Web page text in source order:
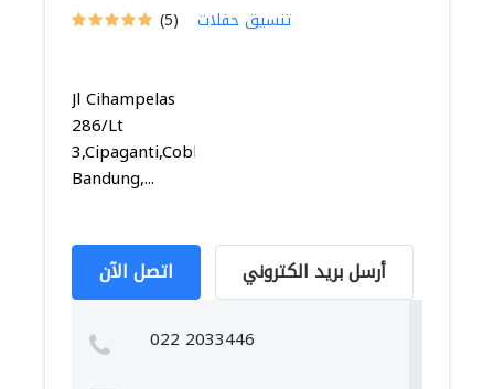
(5) تنسيق حفلات
Jl Cihampelas
286/Lt
3,Cipaganti,Coblong,
Bandung,...
اتصل الآن أرسل بريد الكتروني
022 2033446